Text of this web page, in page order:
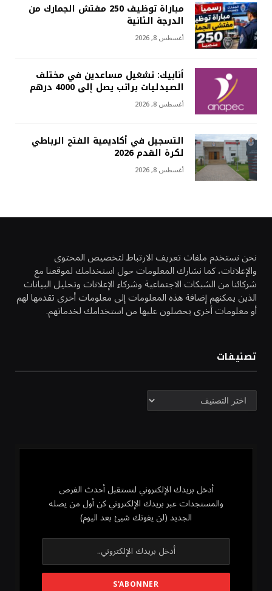
مباراة توظيف 250 مفتش الجمارك من
الدرجة الثانية
أغسطس 8, 2026
أنابيك: تشغيل مساعدين في مختلف
الصيدليات براتب يصل إلى 4000 درهم
أغسطس 8, 2026
التسجيل في أكاديمية الفتح الرباطي
لكرة القدم 2026
أغسطس 8, 2026
نحن نستخدم ملفات تعريف الارتباط لتخصيص المحتوى
والإعلانات، كما نشارك المعلومات حول استخدامك لموقعنا مع
شركائنا من الشبكات الاجتماعية وشركاء الإعلانات وتحليل البيانات
الذين يمكنهم إضافة هذه المعلومات إلى معلومات أخرى تقدمها لهم
أو معلومات أخرى يحصلون عليها من استخدامك لخدماتهم.
تصنيفات
تصنيفات
أدخل بريدك الإلكتروني لتستقبل أحدث الفرص
والمستجدات عبر بريدك الإلكتروني كن أول من يصله
الجديد (لن يفوتك شيئ بعد اليوم)